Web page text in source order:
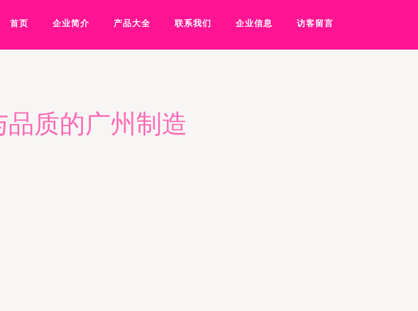
首页 企业简介 产品大全 联系我们 企业信息 访客留言
质的广州制造